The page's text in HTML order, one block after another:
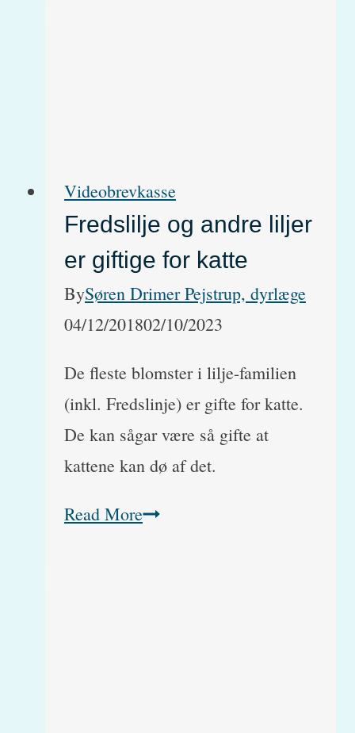
Videobrevkasse
Fredslilje og andre liljer
er giftige for katte
BySøren Drimer Pejstrup, dyrlæge
04/12/201802/10/2023
De fleste blomster i lilje-familien
(inkl. Fredslinje) er gifte for katte.
De kan sågar være så gifte at
kattene kan dø af det.​
Read MoreFredslilje